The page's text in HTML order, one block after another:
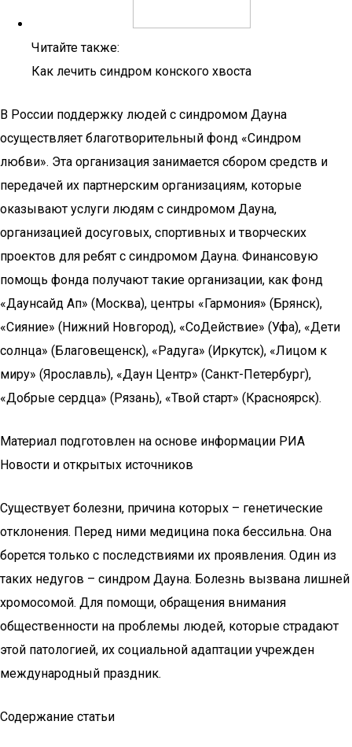
Читайте также:
Как лечить синдром конского хвоста
В России поддержку людей с синдромом Дауна
осуществляет благотворительный фонд «Синдром
любви». Эта организация занимается сбором средств и
передачей их партнерским организациям, которые
оказывают услуги людям с синдромом Дауна,
организацией досуговых, спортивных и творческих
проектов для ребят с синдромом Дауна. Финансовую
помощь фонда получают такие организации, как фонд
«Даунсайд Ап» (Москва), центры «Гармония» (Брянск),
«Сияние» (Нижний Новгород), «СоДействие» (Уфа), «Дети
солнца» (Благовещенск), «Радуга» (Иркутск), «Лицом к
миру» (Ярославль), «Даун Центр» (Санкт-Петербург),
«Добрые сердца» (Рязань), «Твой старт» (Красноярск).
Материал подготовлен на основе информации РИА
Новости и открытых источников
Существует болезни, причина которых – генетические
отклонения. Перед ними медицина пока бессильна. Она
борется только с последствиями их проявления. Один из
таких недугов – синдром Дауна. Болезнь вызвана лишней
хромосомой. Для помощи, обращения внимания
общественности на проблемы людей, которые страдают
этой патологией, их социальной адаптации учрежден
международный праздник.
Содержание статьи